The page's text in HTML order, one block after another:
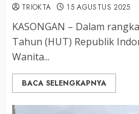
TRIOKTA 15 AGUSTUS 2025
KASONGAN – Dalam
Tahun (HUT) Republik
Wanita...
BACA SELENGKAPNYA